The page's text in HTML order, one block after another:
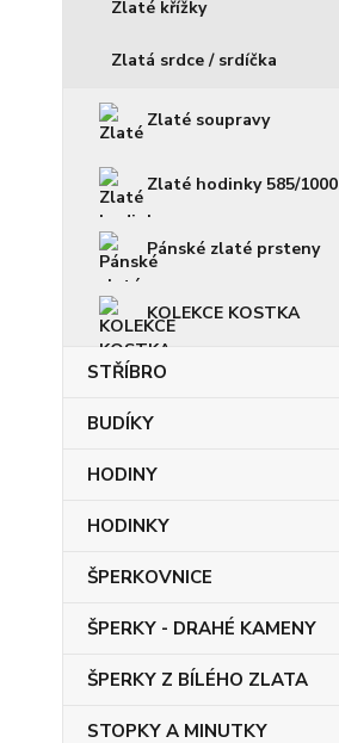
Zlaté křížky
Zlatá srdce / srdíčka
Zlaté soupravy
Zlaté hodinky 585/1000
Pánské zlaté prsteny
KOLEKCE KOSTKA
STŘÍBRO
BUDÍKY
HODINY
HODINKY
ŠPERKOVNICE
ŠPERKY - DRAHÉ KAMENY
ŠPERKY Z BÍLÉHO ZLATA
STOPKY A MINUTKY